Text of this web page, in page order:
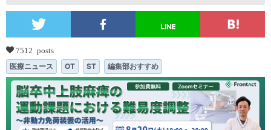
7512 posts
医療ニュース OT ST 編集部おすすめ